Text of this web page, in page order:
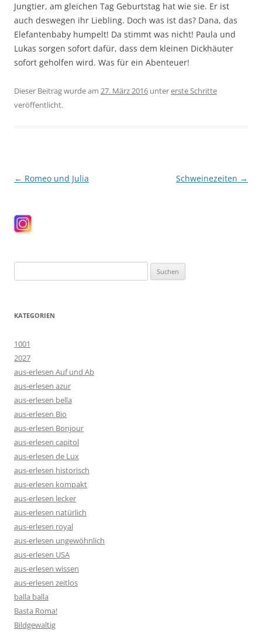
Jungtier, am gleichen Tag Geburtstag hat wie sie. Er ist
auch deswegen ihr Liebling. Doch was ist das? Dana, das
Elefantenbaby humpelt! Da stimmt was nicht! Paula und
Lukas sorgen sofort dafür, dass dem kleinen Dickhäuter
sofort geholfen wird. Was für ein Abenteuer!
Dieser Beitrag wurde am 27. März 2016 untererste Schritte
veröffentlicht.
Beitragsnavigation
← Romeo und Julia Schweinezeiten →
nach:
KATEGORIEN
1001
2027
aus-erlesen Auf und Ab
aus-erlesen azur
aus-erlesen bella
aus-erlesen Bio
aus-erlesen Bonjour
aus-erlesen capitol
aus-erlesen de Lux
aus-erlesen historisch
aus-erlesen kompakt
aus-erlesen lecker
aus-erlesen natürlich
aus-erlesen royal
aus-erlesen ungewöhnlich
aus-erlesen USA
aus-erlesen wissen
aus-erlesen zeitlos
balla balla
Basta Roma!
Bildgewaltig